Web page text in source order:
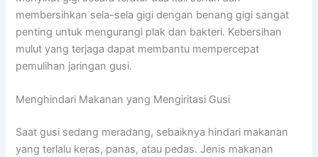
membersihkan sela-sela gigi dengan benang gigi sangat
penting untuk mengurangi plak dan bakteri. Kebersihan
mulut yang terjaga dapat membantu mempercepat
pemulihan jaringan gusi.
Menghindari Makanan yang Mengiritasi Gusi
Saat gusi sedang meradang, sebaiknya hindari makanan
yang terlalu keras, panas, atau pedas. Jenis makanan